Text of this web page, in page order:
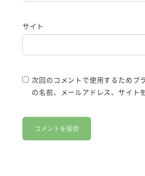
サイト
次回のコメントで使用するためブ
の名前、メールアドレス、サイト